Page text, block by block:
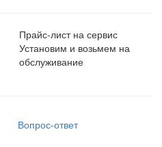
Прайс-лист на сервис
Установим и возьмем на
обслуживание
Вопрос-ответ